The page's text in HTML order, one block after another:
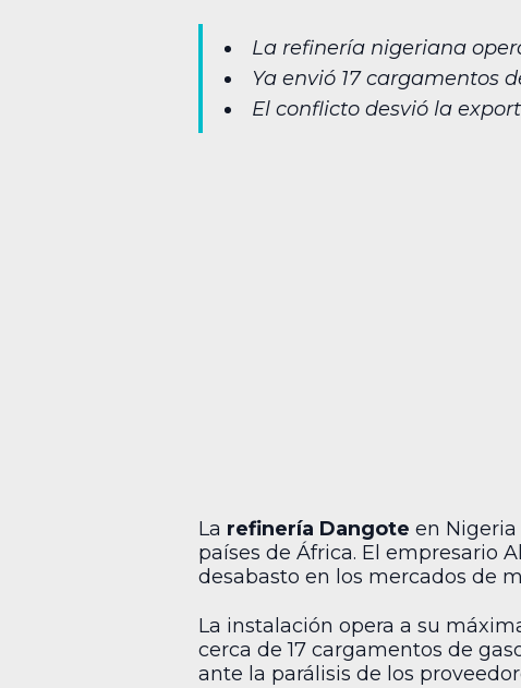
La refinería nigeriana
Ya envió 17 cargamentos
El conflicto desvió la
La refinería Dangote en
países de África. El empresario
desabasto en los mercados de
La instalación opera a su
cerca de 17 cargamentos de
ante la parálisis de los